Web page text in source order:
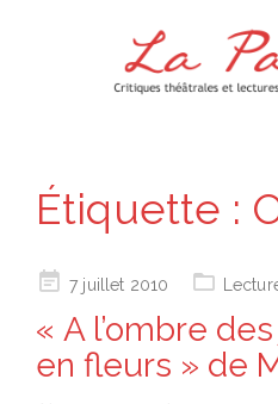
Étiquette :
Posted7 juillet 2010
« A l’ombre
en fleurs » de